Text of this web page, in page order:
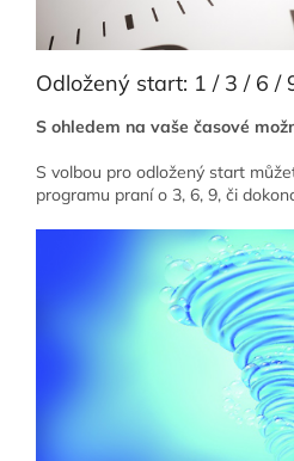
Odložený start: 1 / 3 / 6 /
S ohledem na vaše časové
S volbou pro odložený start
programu praní o 3, 6, 9, či